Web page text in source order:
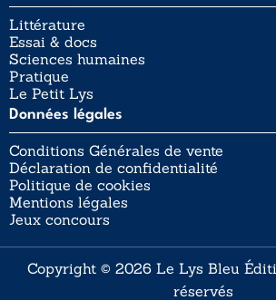
Littérature
Essai & docs
Sciences humaines
Pratique
Le Petit Lys
Données légales
Conditions Générales de vente
Déclaration de confidentialité
Politique de cookies
Mentions légales
Jeux concours
Copyright © 2026 Le Lys Bleu
réservés